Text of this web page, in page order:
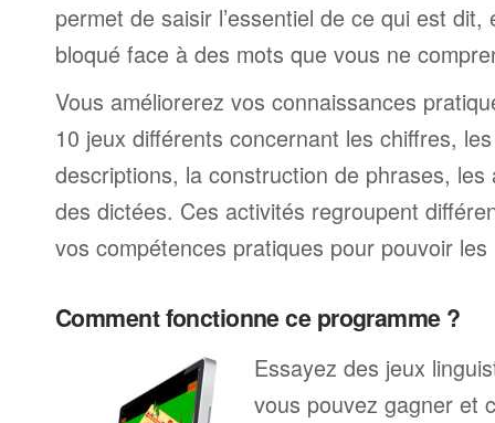
permet de saisir l’essentiel de ce qui est
bloqué face à des mots que vous ne
Vous améliorerez vos connaissances
10 jeux différents concernant les chiffres,
descriptions, la construction de phrases,
des dictées. Ces activités regroupent
vos compétences pratiques pour pouvoir
Comment fonctionne ce programme ?
Essayez des jeux
vous pouvez gagner et